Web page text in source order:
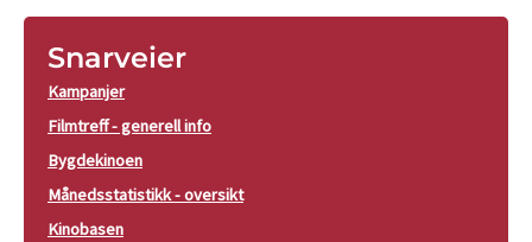
Snarveier
Kampanjer
Filmtreff - generell info
Bygdekinoen
Månedsstatistikk - oversikt
Kinobasen